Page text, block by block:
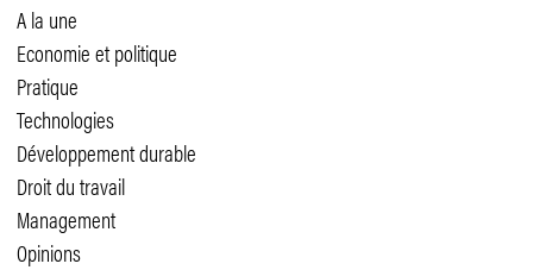
A la une
Economie et politique
Pratique
Technologies
Développement durable
Droit du travail
Management
Opinions